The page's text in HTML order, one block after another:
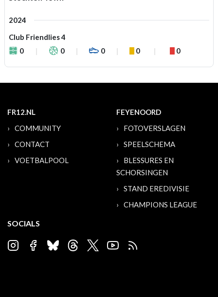
2024
Club Friendlies 4
0
0 0 0 0
FR12.NL
COMMUNITY
CONTACT
VOETBALPOOL
FEYENOORD
FOTOVERSLAGEN
SPEELSCHEMA
BLESSURES EN
SCHORSINGEN
STAND EREDIVISIE
CHAMPIONS LEAGUE
SOCIALS